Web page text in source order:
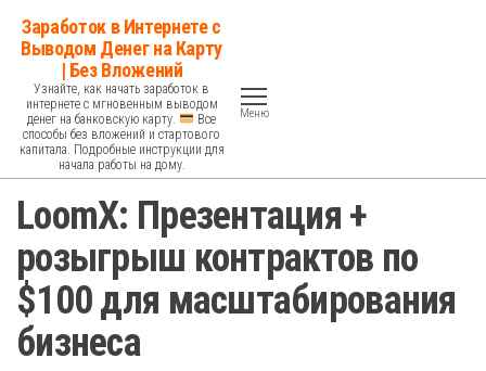
Перейти
содержимому
Заработок в Интернете с
Выводом Денег на Карту
| Без Вложений
Узнайте, как начать заработок в
интернете с мгновенным выводом
денег на банковскую карту.
Все
способы без вложений и стартового
капитала. Подробные инструкции для
начала работы на дому.
Меню
LoomX: Презентация +
розыгрыш контрактов по
$100 для масштабирования
бизнеса